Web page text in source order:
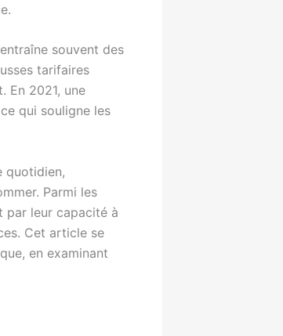
souvent des
tarifaires
En 2021, une
qui souligne les
quotidien,
Parmi les
par leur capacité à
Cet article se
en examinant